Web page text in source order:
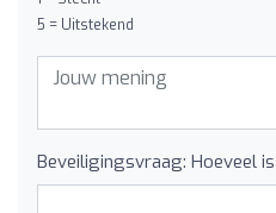
5 = Uitstekend
Beveiligingsvraag: Hoeveel